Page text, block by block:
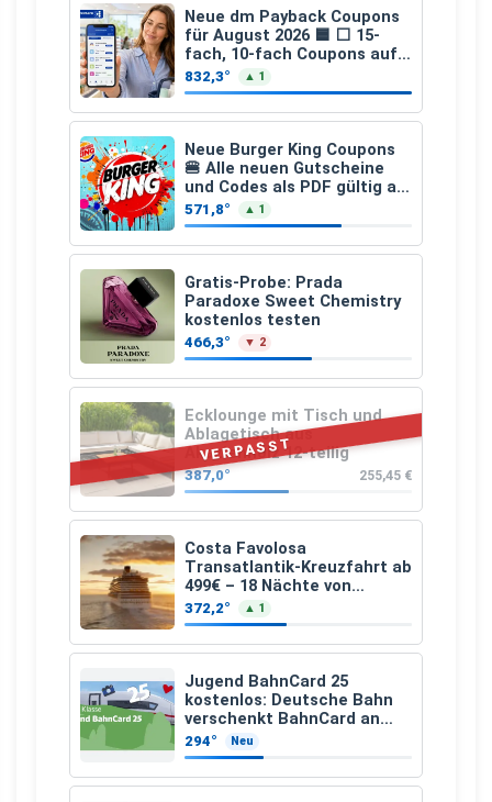
Neue dm Payback Coupons
für August 2026 🟦 ⬜ 15-
fach, 10-fach Coupons auf
den gesamten Einkauf ab 2
€
832,3° ▲ 1
Neue Burger King Coupons
🍔 Alle neuen Gutscheine
und Codes als PDF gültig ab
25.07.2026 bis 04.09.2026
571,8° ▲ 1
Gratis-Probe: Prada
Paradoxe Sweet Chemistry
kostenlos testen
466,3° ▼ 2
VERPASST
Ecklounge mit Tisch und
Ablagetisch aus
Akazienholz 12-teilig
387,0° 255,45 €
Costa Favolosa
Transatlantik-Kreuzfahrt ab
499€ – 18 Nächte von
Hamburg nach Guadeloupe
372,2° ▲ 1
Jugend BahnCard 25
kostenlos: Deutsche Bahn
verschenkt BahnCard an
Kinder und Jugendliche
294° Neu